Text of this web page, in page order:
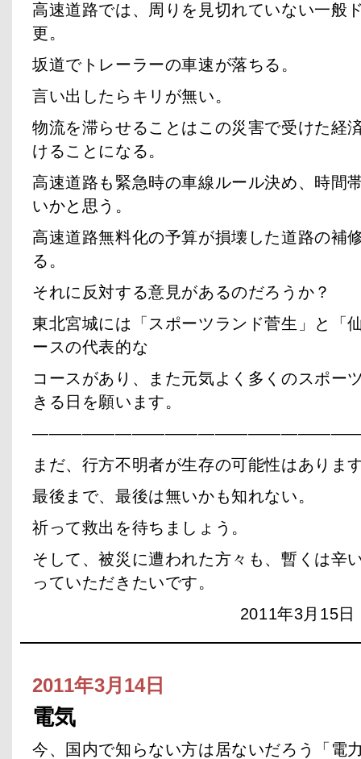
高速道路では、周りを見切れていない一般
更。
坂道でトレーラーの車速が落ちる。
言い出したらキリが無い。
物流を滞らせることはこの災害で受けた経
けることになる。
高速道路も緊急時の車線ルール決め、時間
いかと思う。
高速道路無料化の予算が損壊した道路の補
る。
それに反対する意見があるのだろうか？
東北宮城には「スポーツランド菅生」と「
ースの代表的な
コースがあり、また元気よく多くのスポー
きる日を願います。
まだ、行方不明者が生存の可能性はありま
最後まで、最後は無いかも知れない。
祈って救出を待ちましょう。
そして、被災に遭われた方々も、暫くは辛
っていただきたいです。
2011年3月15
2011年3月14日
電気
今、国内で知らない方は居ないだろう「電